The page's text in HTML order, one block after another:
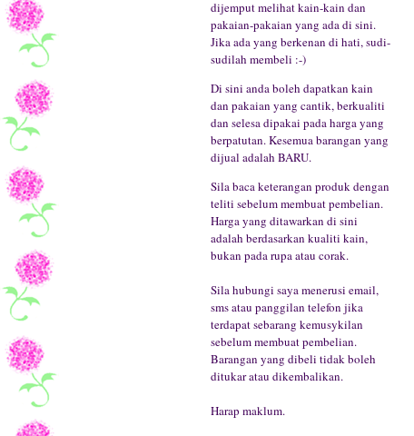
dijemput melihat kain-kain dan
pakaian-pakaian yang ada di sini.
Jika ada yang berkenan di hati, sudi-
sudilah membeli :-)
Di sini anda boleh dapatkan kain
dan pakaian yang cantik, berkualiti
dan selesa dipakai pada harga yang
berpatutan. Kesemua barangan yang
dijual adalah BARU.
Sila baca keterangan produk dengan
teliti sebelum membuat pembelian.
Harga yang ditawarkan di sini
adalah berdasarkan kualiti kain,
bukan pada rupa atau corak.
Sila hubungi saya menerusi email,
sms atau panggilan telefon jika
terdapat sebarang kemusykilan
sebelum membuat pembelian.
Barangan yang dibeli tidak boleh
ditukar atau dikembalikan.
Harap maklum.